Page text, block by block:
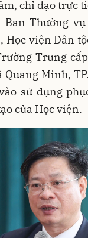
chỉ đạo trực
Ban Thường
Học viện Dân
Trung
Minh,
sử dụng
của Học viện.